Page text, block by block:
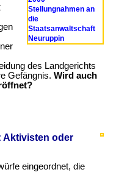
des Landgerichts
Gefängnis. Wird auch
Aktivisten oder
eingeordnet, die